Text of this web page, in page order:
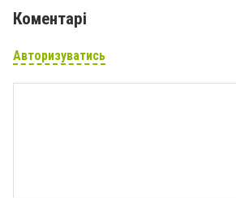
Коментарі
Авторизуватись